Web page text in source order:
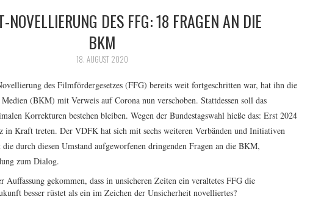
NOVELLIERUNG DES FFG: 18 FRAGEN AN DIE
BKM
18. AUGUST 2020
des Filmfördergesetzes (FFG) bereits weit fortgeschritten war, hat ihn die
(BKM) mit Verweis auf Corona nun verschoben. Stattdessen soll das
Korrekturen bestehen bleiben. Wegen der Bundestagswahl hieße das: Erst 2024
in Kraft treten. Der VDFK hat sich mit sechs weiteren Verbänden und Initiativen
die durch diesen Umstand aufgeworfenen dringenden Fragen an die BKM,
zum Dialog.
gekommen, dass in unsicheren Zeiten ein veraltetes FFG die
besser rüstet als ein im Zeichen der Unsicherheit novelliertes?